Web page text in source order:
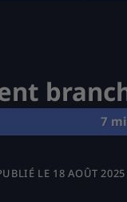
LE 18 AOÛT 2025